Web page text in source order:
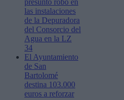
presunto robo en
las instalaciones
de la Depuradora
del Consorcio del
Agua en la LZ
34
El Ayuntamiento
de San
Bartolomé
destina 103.000
euros a reforzar